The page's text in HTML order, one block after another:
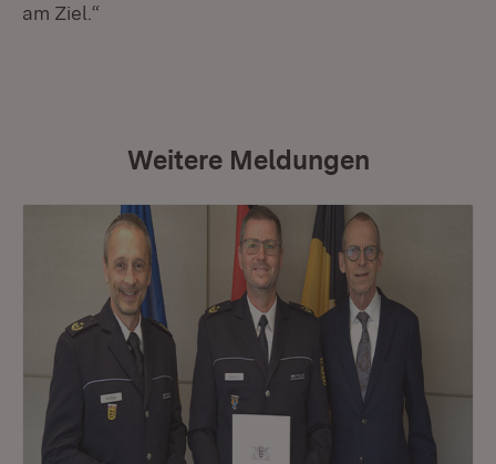
am Ziel.“
Weitere Meldungen